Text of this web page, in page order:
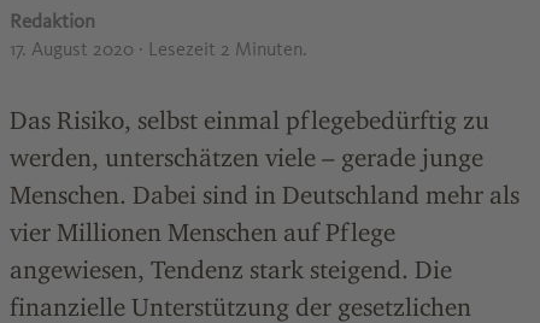
Redaktion
17. August 2020 · Lesezeit 2 Minuten.
Das Risiko, selbst einmal pflegebedürftig zu
werden, unterschätzen viele – gerade junge
Menschen. Dabei sind in Deutschland mehr als
vier Millionen Menschen auf Pflege
angewiesen, Tendenz stark steigend. Die
finanzielle Unterstützung der gesetzlichen